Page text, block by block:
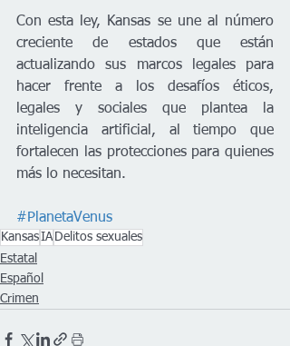
Con esta ley, Kansas se une al número
creciente de estados que están
actualizando sus marcos legales para
hacer frente a los desafíos éticos,
legales y sociales que plantea la
inteligencia artificial, al tiempo que
fortalecen las protecciones para quienes
más lo necesitan.
#PlanetaVenus
KansasIA Delitos sexuales
Estatal
Español
Crimen